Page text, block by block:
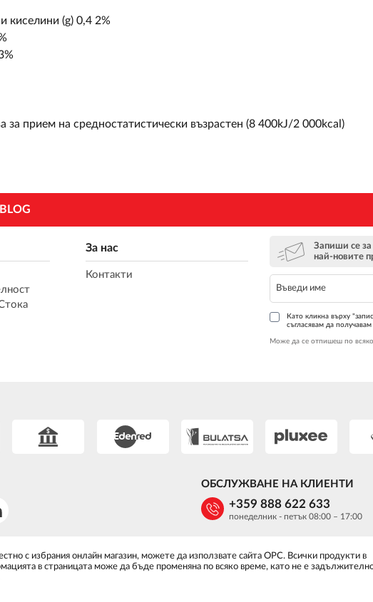
киселини (g) 0,4 2%
за прием на средностатистически възрастен (8 400kJ/2 000kcal)
За нас
Контакти
Запиши се
най-новите
Като кликна върху
съгласявам да
Може да се отпишеш по
ОБСЛУЖВАНЕ НА КЛИЕНТИ
+359 888 622 633
понеделник - петък 08:00 – 17:00
с избрания онлайн магазин, можете да използвате сайта ОРС. Всички продукти в
в страницата може да бъде променяна по всяко време, като не е